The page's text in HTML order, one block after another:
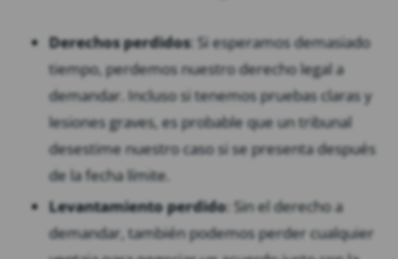
Derechos perdidos: Si esperamos demasiado
tiempo, perdemos nuestro derecho legal a
demandar. Incluso si tenemos pruebas claras y
lesiones graves, es probable que un tribunal
desestime nuestro caso si se presenta después
de la fecha límite.
Levantamiento perdido: Sin el derecho a
demandar, también podemos perder cualquier